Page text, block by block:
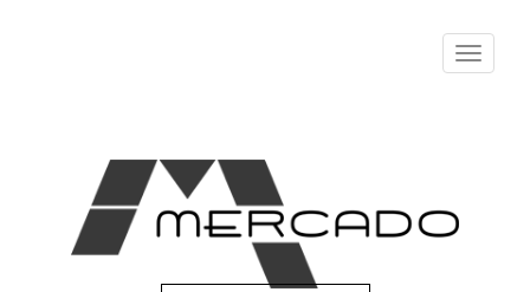
Menu